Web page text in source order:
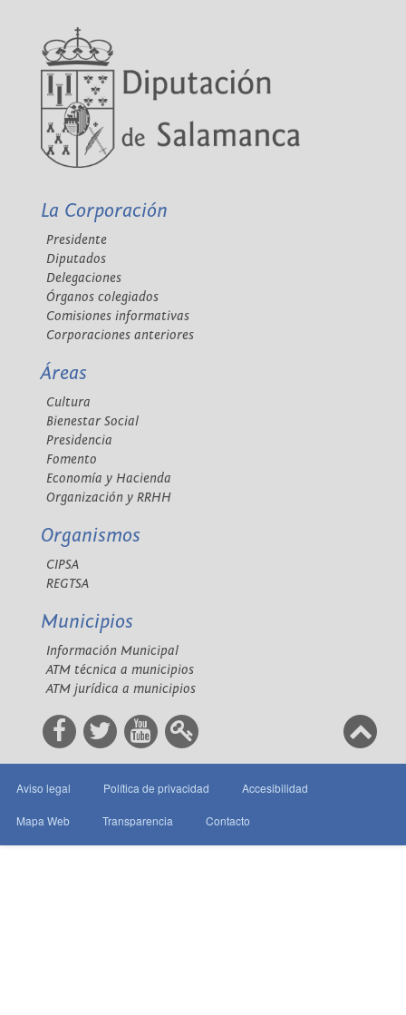
La Corporación
Presidente
Diputados
Delegaciones
Órganos colegiados
Comisiones informativas
Corporaciones anteriores
Áreas
Cultura
Bienestar Social
Presidencia
Fomento
Economía y Hacienda
Organización y RRHH
Organismos
CIPSA
REGTSA
Municipios
Información Municipal
ATM técnica a municipios
ATM jurídica a municipios
Aviso legal Política de privacidad Accesibilidad
Mapa Web Transparencia Contacto